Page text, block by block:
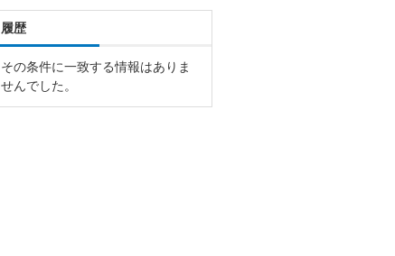
履歴
その条件に一致する情報はありま
せんでした。